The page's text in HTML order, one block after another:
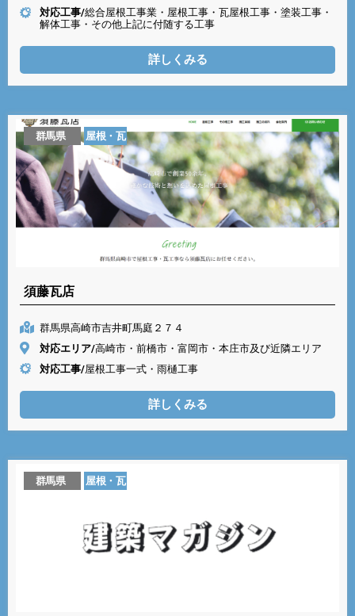
対応工事/総合屋根工事業・屋根工事・瓦屋根工事・塗装工事・
解体工事・その他上記に付随する工事
詳しくみる
群馬県 屋根・瓦
須藤瓦店
群馬県高崎市吉井町馬庭２７４
対応エリア/高崎市・前橋市・富岡市・本庄市及び近隣エリア
対応工事/屋根工事一式・雨樋工事
詳しくみる
群馬県 屋根・瓦